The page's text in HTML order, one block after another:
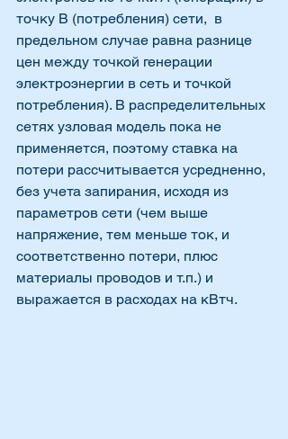
точку B (потребления) сети,  в
предельном случае равна разнице
цен между точкой генерации
электроэнергии в сеть и точкой
потребления). В распределительных
сетях узловая модель пока не
применяется, поэтому ставка на
потери рассчитывается усредненно,
без учета запирания, исходя из
параметров сети (чем выше
напряжение, тем меньше ток, и
соответственно потери, плюс
материалы проводов и т.п.) и
выражается в расходах на кВтч.